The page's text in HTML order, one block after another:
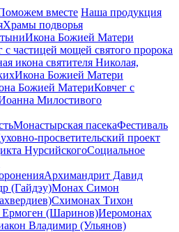
вместе Наша продукция
Храмы подворья
Икона Божией Матери
с частицей мощей святого пророка
икона святителя Николая,
Икона Божией Матери
Божией МатериКовчег с
Милостивого
Монастырская пасекаФестиваль
просветительский проект
НурсийскогоСоциальное
Архимандрит Давид
(Гайдэу)Монах Симон
Схимонах Тихон
Ермоген (Шаринов)Иеромонах
Владимир (Ульянов)